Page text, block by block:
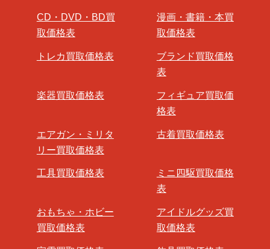
CD・DVD・BD買
取価格表
漫画・書籍・本買
取価格表
トレカ買取価格表
ブランド買取価格
表
楽器買取価格表
フィギュア買取価
格表
エアガン・ミリタ
リー買取価格表
古着買取価格表
工具買取価格表
ミニ四駆買取価格
表
おもちゃ・ホビー
買取価格表
アイドルグッズ買
取価格表